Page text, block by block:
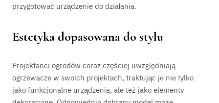
przygotować urządzenie do działania.
Estetyka dopasowana do stylu
Projektanci ogrodów coraz częściej uwzględniają
ogrzewacze w swoich projektach, traktując je nie tylko
jako funkcjonalne urządzenia, ale też jako elementy